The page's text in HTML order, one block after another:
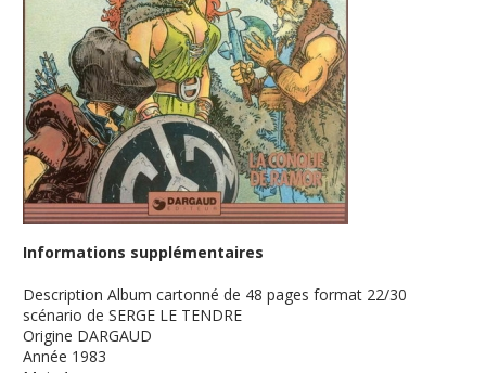
Informations supplémentaires
Description Album cartonné de 48 pages format 22/30
scénario de SERGE LE TENDRE
Origine DARGAUD
Année 1983